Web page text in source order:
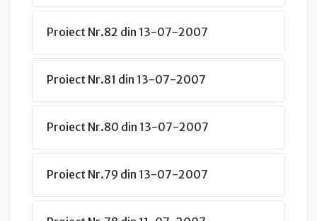
Proiect Nr.82 din 13-07-2007
Proiect Nr.81 din 13-07-2007
Proiect Nr.80 din 13-07-2007
Proiect Nr.79 din 13-07-2007